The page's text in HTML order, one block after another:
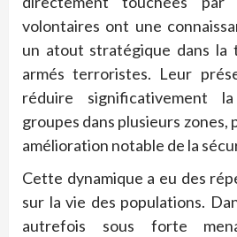
volontaires ont une
un atout stratégique dans la
armés terroristes. Leur
réduire significativement
groupes dans plusieurs zones,
amélioration notable de la
Cette dynamique a eu des
sur la vie des populations.
autrefois sous forte